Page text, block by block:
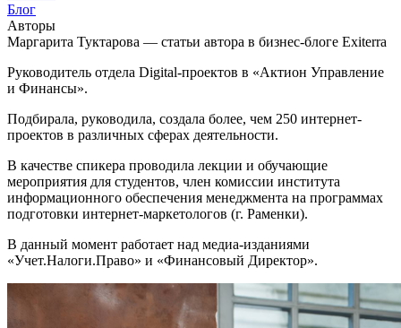
Блог
Авторы
Маргарита Туктарова — статьи автора в бизнес-блоге Exiterra
Руководитель отдела Digital-проектов в «Актион Управление
и Финансы».
Подбирала, руководила, создала более, чем 250 интернет-
проектов в различных сферах деятельности.
В качестве спикера проводила лекции и обучающие
мероприятия для студентов, член комиссии института
информационного обеспечения менеджмента на программах
подготовки интернет-маркетологов (г. Раменки).
В данный момент работает над медиа-изданиями
«Учет.Налоги.Право» и «Финансовый Директор».